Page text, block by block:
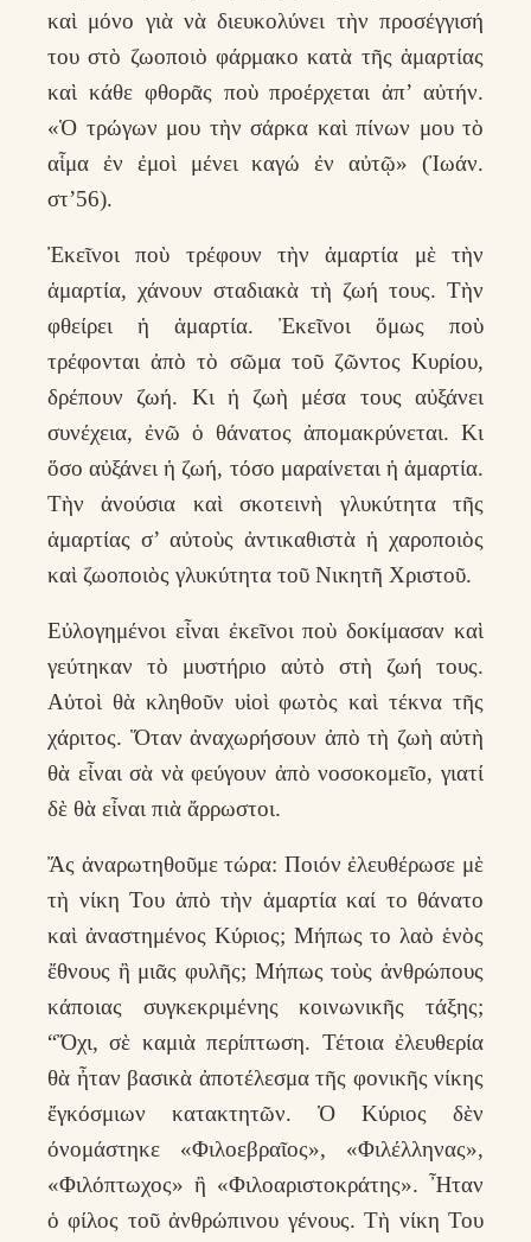
καὶ μόνο γιὰ νὰ διευκολύνει τὴν προσέγγισή
του στὸ ζωοποιὸ φάρμακο κατὰ τῆς ἁμαρτίας
καὶ κάθε φθορᾶς ποὺ προέρχεται ἀπ’ αὐτήν.
«Ὁ τρώγων μου τὴν σάρκα καὶ πίνων μου τὸ
αἷμα ἐν ἐμοὶ μένει καγώ ἐν αὐτῷ» (Ἰωάν.
στ’56).
Ἐκεῖνοι ποὺ τρέφουν τὴν ἁμαρτία μὲ τὴν
ἁμαρτία, χάνουν σταδιακὰ τὴ ζωή τους. Τὴν
φθείρει ἡ ἁμαρτία. Ἐκεῖνοι ὅμως ποὺ
τρέφονται ἀπὸ τὸ σῶμα τοῦ ζῶντος Κυρίου,
δρέπουν ζωή. Κι ἡ ζωὴ μέσα τους αὐξάνει
συνέχεια, ἐνῶ ὁ θάνατος ἀπομακρύνεται. Κι
ὅσο αὐξάνει ἡ ζωή, τόσο μαραίνεται ἡ ἁμαρτία.
Τὴν ἀνούσια καὶ σκοτεινὴ γλυκύτητα τῆς
ἁμαρτίας σ’ αὐτοὺς ἀντικαθιστὰ ἡ χαροποιὸς
καὶ ζωοποιὸς γλυκύτητα τοῦ Νικητῆ Χριστοῦ.
Εὐλογημένοι εἶναι ἐκεῖνοι ποὺ δοκίμασαν καὶ
γεύτηκαν τὸ μυστήριο αὐτὸ στὴ ζωή τους.
Αὐτοὶ θὰ κληθοῦν υἱοὶ φωτὸς καὶ τέκνα τῆς
χάριτος. Ὅταν ἀναχωρήσουν ἀπὸ τὴ ζωὴ αὐτὴ
θὰ εἶναι σὰ νὰ φεύγουν ἀπὸ νοσοκομεῖο, γιατί
δὲ θὰ εἶναι πιὰ ἄρρωστοι.
Ἄς ἀναρωτηθοῦμε τώρα: Ποιόν ἐλευθέρωσε μὲ
τὴ νίκη Του ἀπὸ τὴν ἁμαρτία καί το θάνατο
καὶ ἀναστημένος Κύριος; Μήπως το λαὸ ἑνὸς
ἔθνους ἢ μιᾶς φυλῆς; Μήπως τοὺς ἀνθρώπους
κάποιας συγκεκριμένης κοινωνικῆς τάξης;
“Ὄχι, σὲ καμιὰ περίπτωση. Τέτοια ἐλευθερία
θὰ ἦταν βασικὰ ἀποτέλεσμα τῆς φονικῆς νίκης
ἔγκόσμιων κατακτητῶν. Ὁ Κύριος δὲν
όνομάστηκε «Φιλοεβραῖος», «Φιλέλληνας»,
«Φιλόπτωχος» ἢ «Φιλοαριστοκράτης». Ἦταν
ὁ φίλος τοῦ ἀνθρώπινου γένους. Τὴ νίκη Του